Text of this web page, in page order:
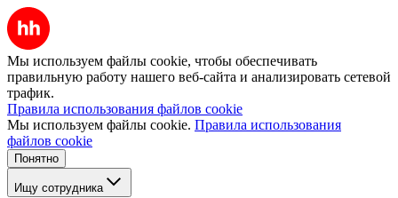
Мы используем файлы cookie, чтобы обеспечивать
правильную работу нашего веб-сайта и анализировать сетевой
трафик.
Правила использования файлов cookie
Мы используем файлы cookie. Правила использования
файлов cookie
Понятно
Ищу сотрудника